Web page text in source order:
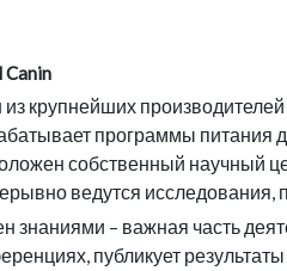
Canin
крупнейших
программы питания
собственный научный
ведутся
знаниями – важная часть
публикует